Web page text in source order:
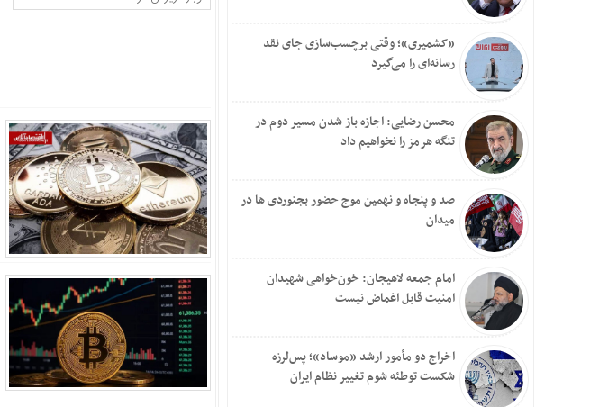
«کشمیری»؛ وقتی برچسب‌سازی جای نقد
رسانه‌ای را می‌گیرد
محسن رضایی: اجازه باز شدن مسیر دوم در
تنگه هرمز را نخواهیم داد
صد و پنجاه و نهمین موج حضور بجنوردی ها در
میدان
امام جمعه لاهیجان: خون‌خواهی شهیدان
امنیت قابل اغماض نیست
اخراج دو مأمور ارشد «موساد»؛ پس‌لرزه
شکست توطئه شوم تغییر نظام ایران